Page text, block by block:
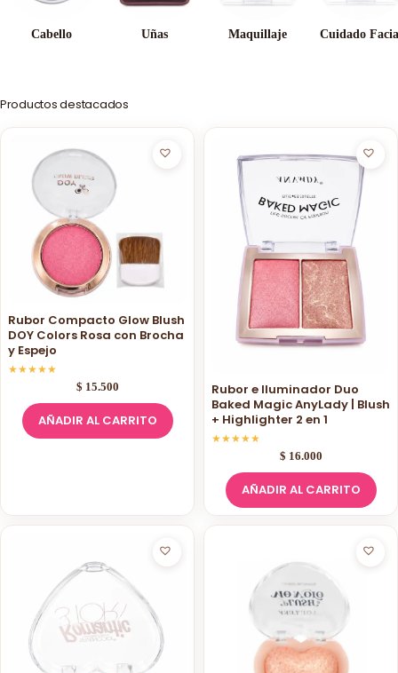
Cabello Uñas Maquillaje Cuidado
Productos destacados
Rubor Compacto Glow Blush
DOY Colors Rosa con Brocha
y Espejo
★★★★★
$ 15.500
AÑADIR AL CARRITO
Rubor e Iluminador Duo
Baked Magic AnyLady | Blush
+ Highlighter 2 en 1
★★★★★
$ 16.000
AÑADIR AL CARRITO